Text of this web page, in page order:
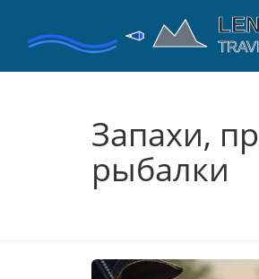
Запахи,
рыбалки